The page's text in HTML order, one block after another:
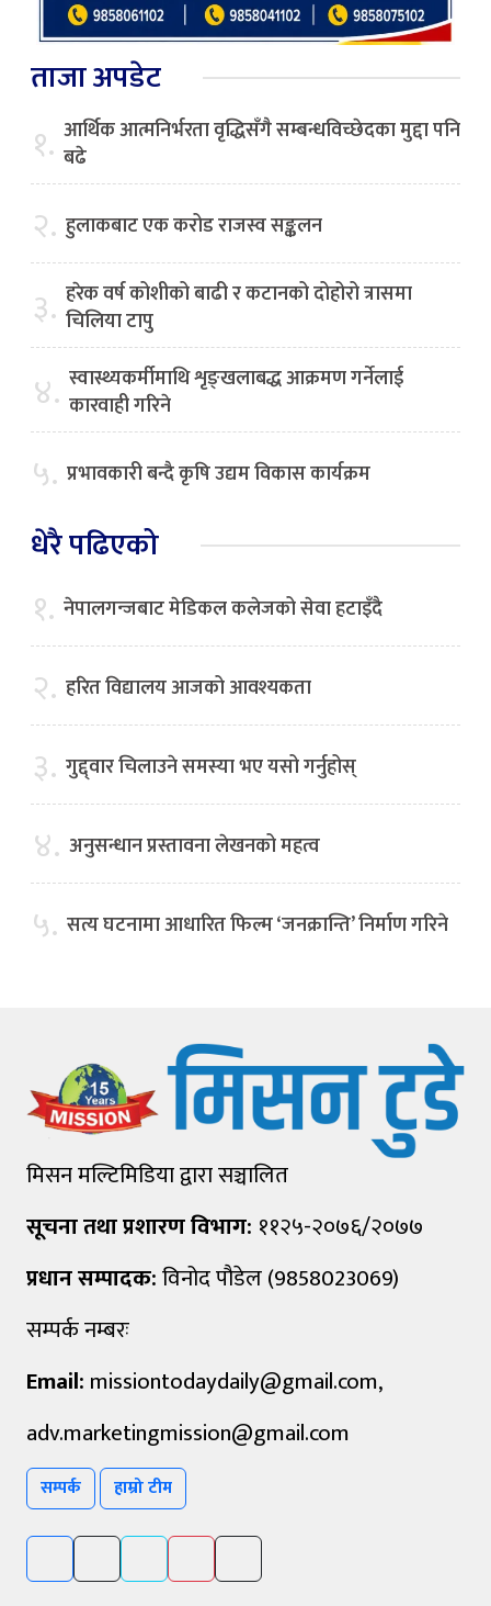
ताजा अपडेट
१. आर्थिक आत्मनिर्भरता वृद्धिसँगै सम्बन्धविच्छेदका मुद्दा पनि
बढे
२. हुलाकबाट एक करोड राजस्व सङ्कलन
३. हरेक वर्ष कोशीको बाढी र कटानको दोहोरो त्रासमा
चिलिया टापु
४. स्वास्थ्यकर्मीमाथि शृङ्खलाबद्ध आक्रमण गर्नेलाई
कारवाही गरिने
५. प्रभावकारी बन्दै कृषि उद्यम विकास कार्यक्रम
धेरै पढिएको
१. नेपालगन्जबाट मेडिकल कलेजको सेवा हटाइँदै
२. हरित विद्यालय आजको आवश्यकता
३. गुद्द्वार चिलाउने समस्या भए यसो गर्नुहोस्
४. अनुसन्धान प्रस्तावना लेखनको महत्व
५. सत्य घटनामा आधारित फिल्म ‘जनक्रान्ति’ निर्माण गरिने
मिसन मल्टिमिडिया द्वारा सञ्चालित
सूचना तथा प्रशारण विभाग: ११२५-२०७६/२०७७
प्रधान सम्पादक:विनोद पौडेल (9858023069)
सम्पर्क नम्बरः
Email: missiontodaydaily@gmail.com,
adv.marketingmission@gmail.com
सम्पर्क हाम्रो टीम